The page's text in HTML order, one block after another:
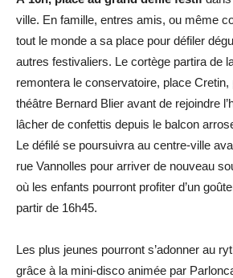
ville. En famille, entres amis, ou même
tout le monde a sa place pour défiler
autres festivaliers. Le cortège partira de
remontera le conservatoire, place
théâtre Bernard Blier avant de rejoindre
lâcher de confettis depuis le balcon
Le défilé se poursuivra au centre-ville
rue Vannolles pour arriver de nouveau
où les enfants pourront profiter d’un
partir de 16h45.
Les plus jeunes pourront s’adonner au
grâce à la mini-disco animée par